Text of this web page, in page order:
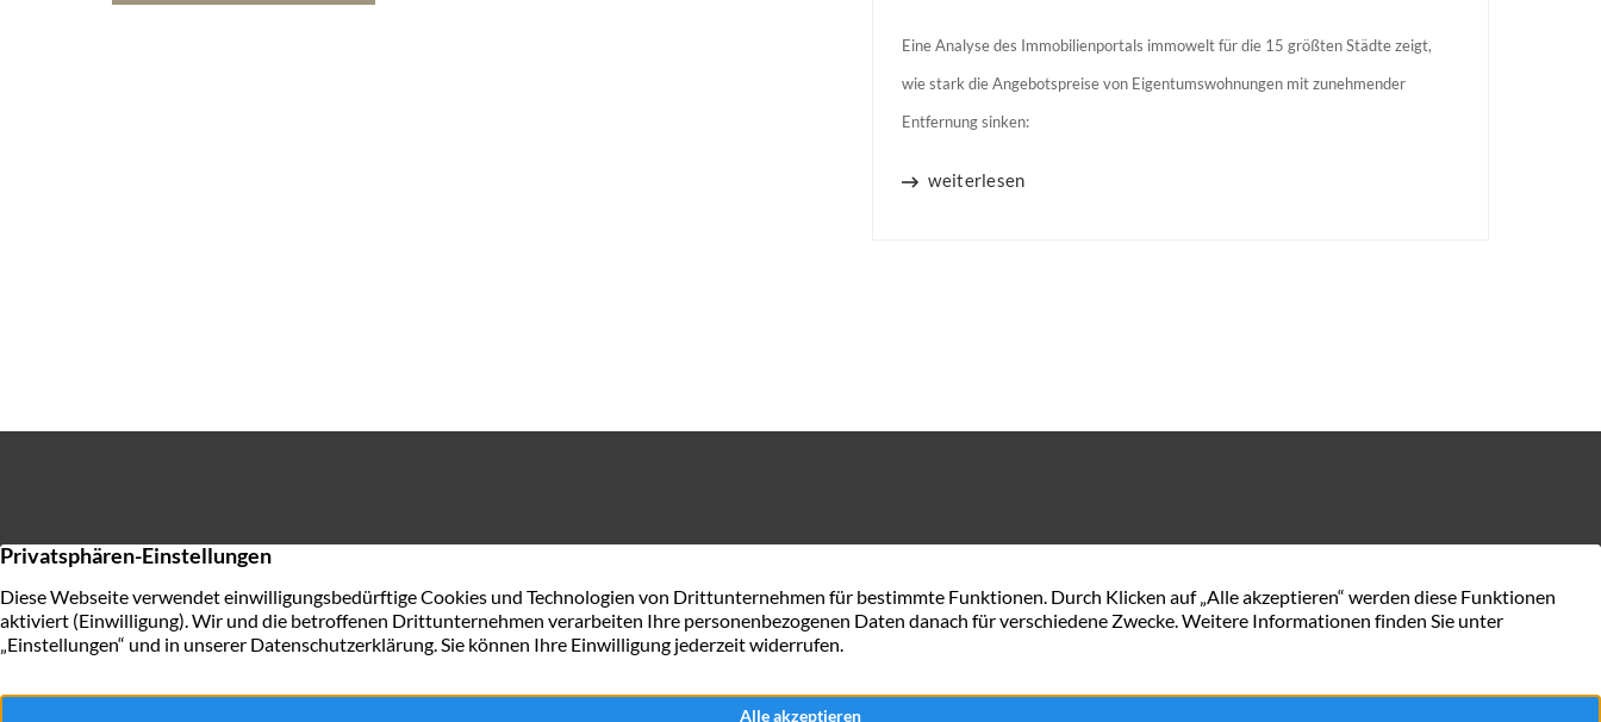
Eine Analyse des Immobilienportals immowelt für die 15 größten Städte zeigt,
wie stark die Angebotspreise von Eigentumswohnungen mit zunehmender
Entfernung sinken:
weiterlesen
28757 Bremen
service@maxximmobilien.de
KONTAKT AUFNEHMEN